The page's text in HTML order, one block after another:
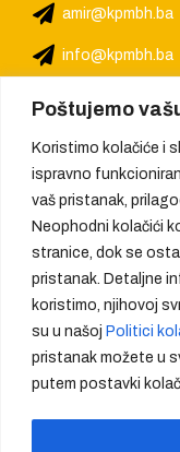
Poštujemo
Koristimo kolačiće i
ispravno
vaš pristanak,
Neophodni kolačići
stranice, dok se
pristanak. Detaljne
koristimo, njihovoj
su u našoj Politici
pristanak možete u
putem postavki
amir@kpmbh.ba
info@kpmbh.ba
We provide